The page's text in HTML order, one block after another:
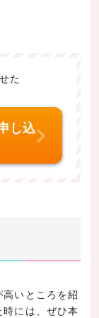
た
し込
いところを紹
には、ぜひ本